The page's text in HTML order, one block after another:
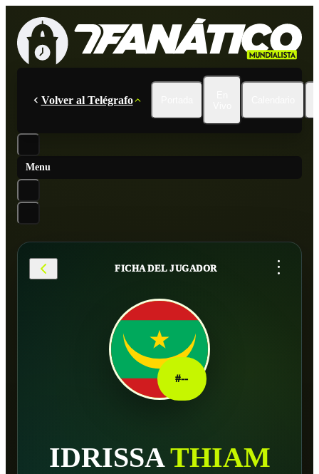
Volver al Telégrafo
Menu
FICHA DEL JUGADOR ...
#--
IDRISSA THIAM